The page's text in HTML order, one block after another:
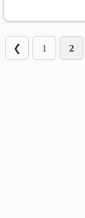
❮ 1 2